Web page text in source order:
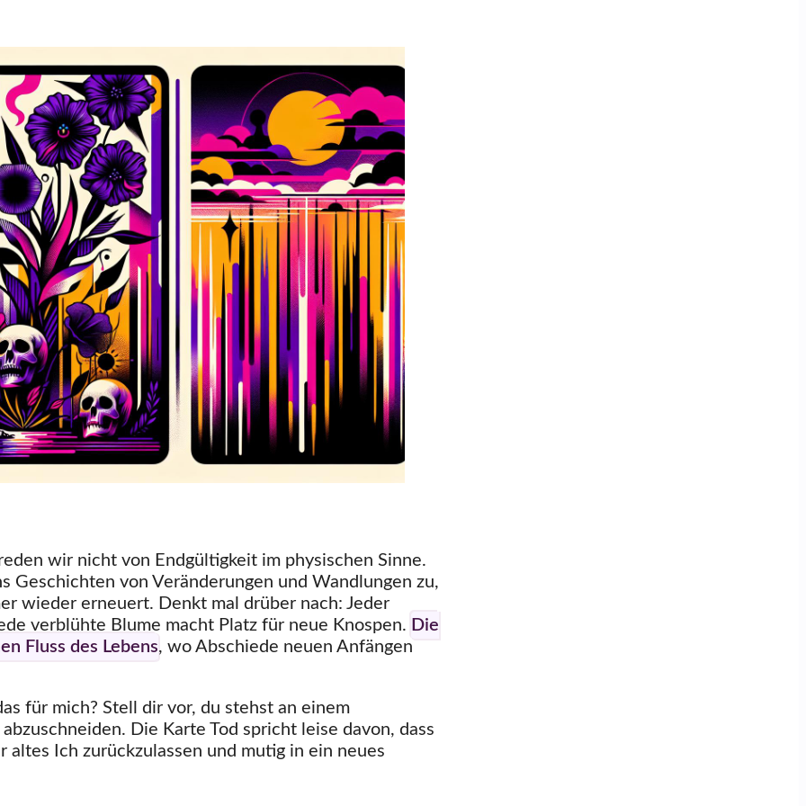
wir nicht von Endgültigkeit im physischen Sinne.
von Veränderungen und Wandlungen zu,
wieder erneuert. Denkt mal drüber nach: Jeder
verblühte Blume macht Platz für neue Knospen. Die
Fluss des Lebens, wo Abschiede neuen Anfängen
für mich? Stell dir vor, du stehst an einem
Die Karte Tod spricht leise davon, dass
altes Ich zurückzulassen und mutig in ein neues